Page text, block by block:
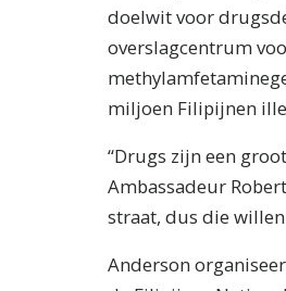
doelwit voor
overslagcentrum
miljoen Filipijnen
“Drugs zijn een
Ambassadeur
straat, dus die willen
Anderson